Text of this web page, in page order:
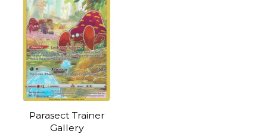
Parasect Trainer
Gallery